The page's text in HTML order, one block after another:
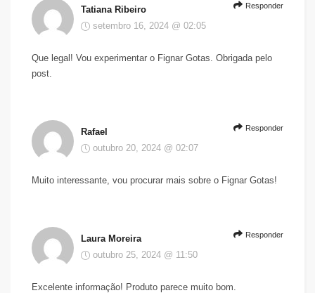
Tatiana Ribeiro
setembro 16, 2024 @ 02:05
Responder
Que legal! Vou experimentar o Fignar Gotas. Obrigada pelo
post.
Rafael
outubro 20, 2024 @ 02:07
Responder
Muito interessante, vou procurar mais sobre o Fignar Gotas!
Laura Moreira
outubro 25, 2024 @ 11:50
Responder
Excelente informação! Produto parece muito bom.